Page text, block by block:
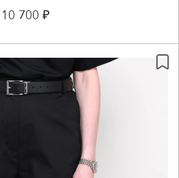
10 700 ₽